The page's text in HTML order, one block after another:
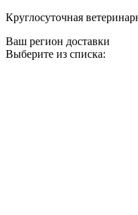
Круглосуточная
Ваш регион доставки
Выберите из списка: